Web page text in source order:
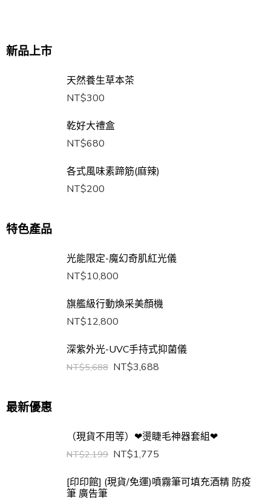
新品上市
天然養生草本茶
NT$300
乾好大禮盒
NT$680
各式風味素蹄筋(麻辣)
NT$200
特色產品
光能限定-魔幻奇肌紅光儀
NT$10,800
旗艦級行動煥采美顏機
NT$12,800
深紫外光-UVC手持式抑菌儀
NT$5,688 NT$3,688
最新優惠
（現貨不用等）❤燙睫毛神器套組❤
NT$2,199 NT$1,775
[印印館] (現貨/免運)噴霧筆可填充酒精 防疫
筆 廣告筆